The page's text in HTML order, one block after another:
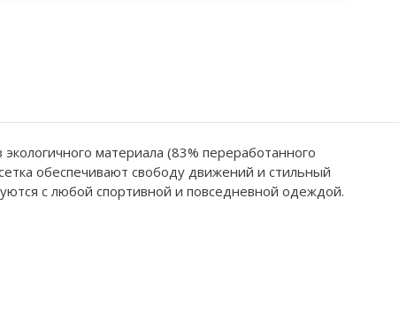
материала (83% переработанного
обеспечивают свободу движений и стильный
с любой спортивной и повседневной одеждой.